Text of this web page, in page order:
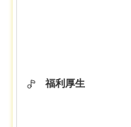
福利厚生